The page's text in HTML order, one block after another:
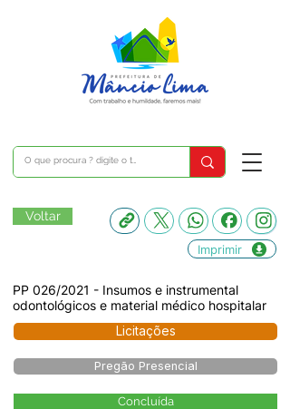
Voltar
Imprimir
PP 026/2021 - Insumos e instrumental
odontológicos e material médico hospitalar
Licitações
Pregão Presencial
Concluída